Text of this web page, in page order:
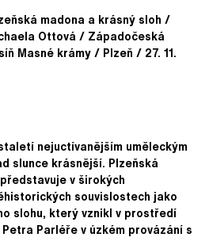
madona a krásný sloh /
Ottová / Západočeská
Masné krámy / Plzeň / 27. 11.
nejuctívanějším uměleckým
slunce krásnější. Plzeňská
v širokých
souvislostech jako
slohu, který vznikl v prostředí
Parléře v úzkém provázání s